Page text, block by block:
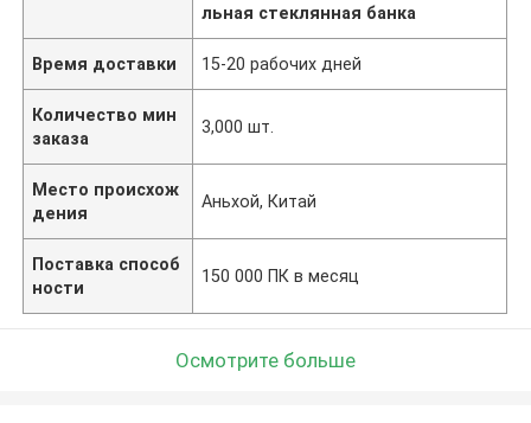
льная стеклянная банка
Время доставки 15-20 рабочих дней
Количество мин
заказа
3,000 шт.
Место происхож
дения
Аньхой, Китай
Поставка способ
ности
150 000 ПК в месяц
Осмотрите больше